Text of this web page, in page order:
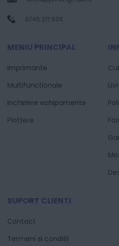
0746.217.503
MENIU PRINCIPAL
Imprimante
Multifunctionale
Inchiriere echipamente
Plottere
SUPORT CLIENTI
Contact
Termeni si conditii